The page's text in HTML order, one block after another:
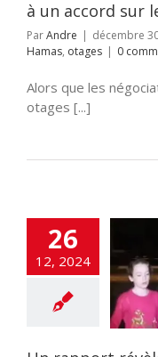
à un accord sur
ParAndre | décembre
Hamas, otages | 0
Alors que les
otages [...]
26
12, 2024
révèle les
par les
du Hamas
flashinfos
du 7 octobre